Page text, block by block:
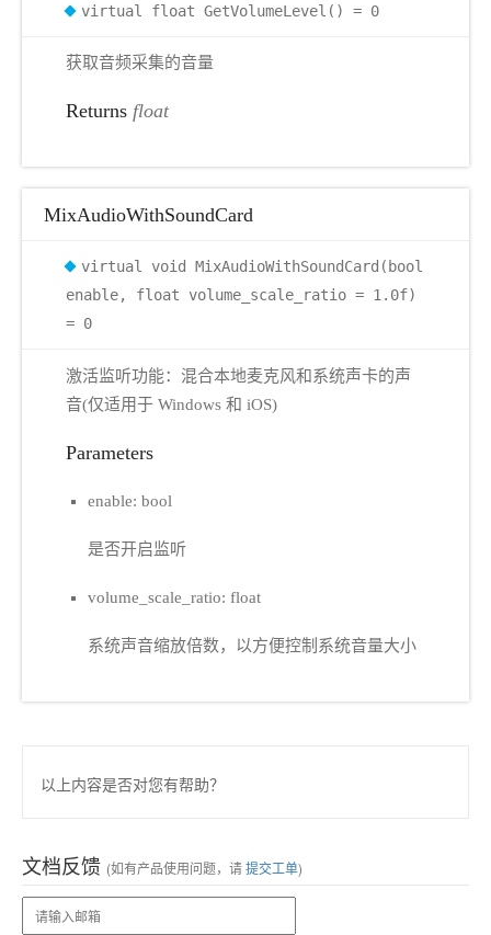
virtual float GetVolumeLevel() = 0
获取音频采集的音量
Returns float
MixAudioWithSoundCard
virtual void MixAudioWithSoundCard(bool
enable, float volume_scale_ratio = 1.0f)
= 0
激活监听功能：混合本地麦克风和系统声卡的声
音(仅适用于 Windows 和 iOS)
Parameters
enable: bool
是否开启监听
volume_scale_ratio: float
系统声音缩放倍数，以方便控制系统音量大小
以上内容是否对您有帮助？
文档反馈 (如有产品使用问题，请提交工单)